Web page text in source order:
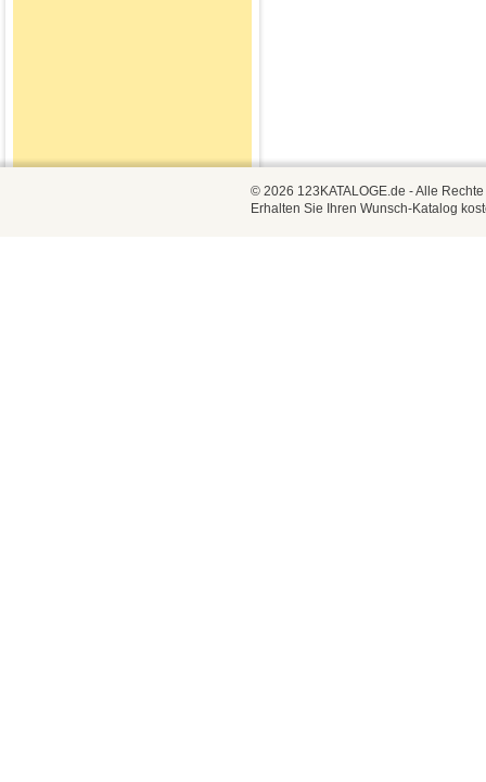
© 2026 123KATALOGE.de - Alle
Erhalten Sie Ihren Wunsch-Katalog